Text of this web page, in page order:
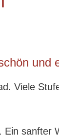
und
Viele
Ein sanfter